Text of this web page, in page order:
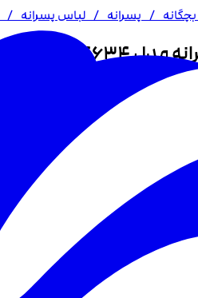
بچگانه / پسرانه / لباس پسرانه /
4634